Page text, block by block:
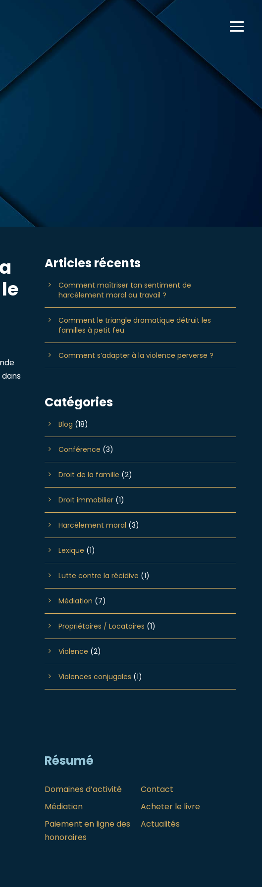
Articles récents
Comment maîtriser ton sentiment de
harcèlement moral au travail ?
Comment le triangle dramatique détruit les
familles à petit feu
Comment s’adapter à la violence perverse ?
Catégories
Blog (18)
Conférence (3)
Droit de la famille (2)
Droit immobilier (1)
Harcèlement moral (3)
Lexique (1)
Lutte contre la récidive (1)
Médiation (7)
Propriétaires / Locataires (1)
Violence (2)
Violences conjugales (1)
Résumé
Domaines d’activité
Contact
Médiation
Acheter le livre
Paiement en ligne des
honoraires
Actualités